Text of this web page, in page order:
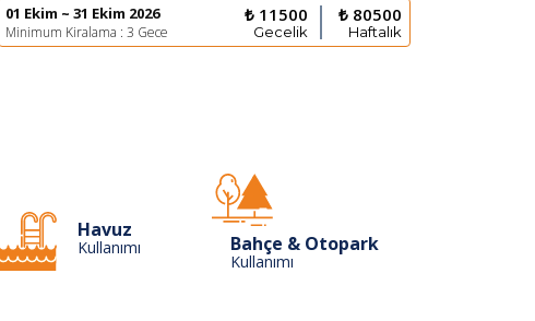
01 Ekim ~ 31 Ekim 2026
Minimum Kiralama : 3 Gece
₺ 11500
Gecelik
₺ 80500
Haftalık
Havuz
Kullanımı Bahçe & Otopark
Kullanımı